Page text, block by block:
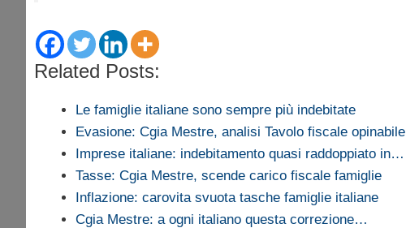
Related Posts:
Le famiglie italiane sono sempre più indebitate
Evasione: Cgia Mestre, analisi Tavolo fiscale opinabile
Imprese italiane: indebitamento quasi raddoppiato in…
Tasse: Cgia Mestre, scende carico fiscale famiglie
Inflazione: carovita svuota tasche famiglie italiane
Cgia Mestre: a ogni italiano questa correzione…